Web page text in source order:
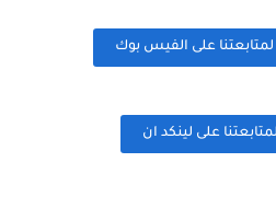
على الفيس بوك
على لينكد ان